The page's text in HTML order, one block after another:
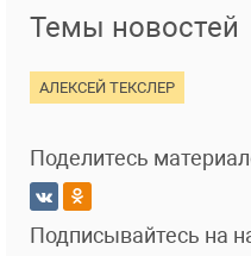
Темы новостей
АЛЕКСЕЙ ТЕКСЛЕР
Поделитесь
Подписывайтесь на